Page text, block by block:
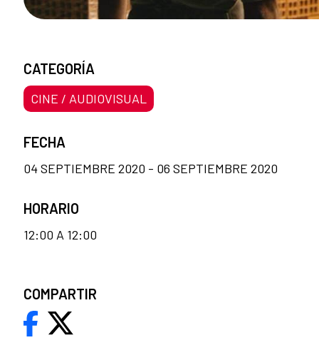
CATEGORÍA
CINE / AUDIOVISUAL
FECHA
04 SEPTIEMBRE 2020 - 06 SEPTIEMBRE 2020
HORARIO
12:00 A 12:00
COMPARTIR